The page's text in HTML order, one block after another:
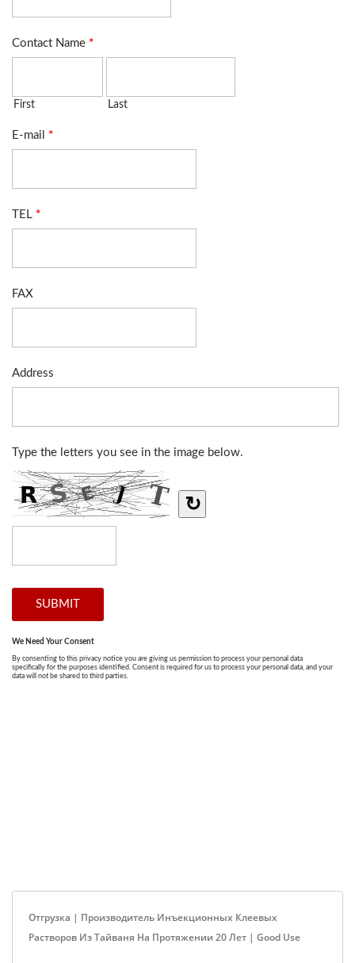
Отгрузка | Производитель Инъекционных Клеевых
Растворов Из Тайваня На Протяжении 20 Лет | Good Use